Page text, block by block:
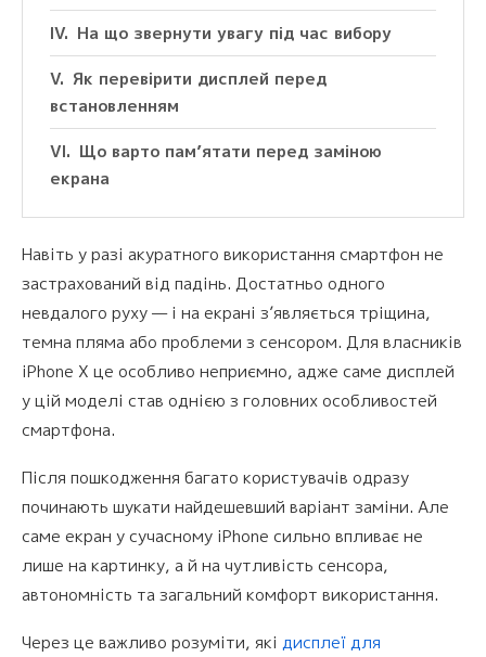
На що звернути увагу під час вибору
Як перевірити дисплей перед
встановленням
Що варто пам’ятати перед заміною
екрана
Навіть у разі акуратного використання смартфон не
застрахований від падінь. Достатньо одного
невдалого руху — і на екрані з’являється тріщина,
темна пляма або проблеми з сенсором. Для власників
iPhone X це особливо неприємно, адже саме дисплей
у цій моделі став однією з головних особливостей
смартфона.
Після пошкодження багато користувачів одразу
починають шукати найдешевший варіант заміни. Але
саме екран у сучасному iPhone сильно впливає не
лише на картинку, а й на чутливість сенсора,
автономність та загальний комфорт використання.
Через це важливо розуміти, які дисплеї для